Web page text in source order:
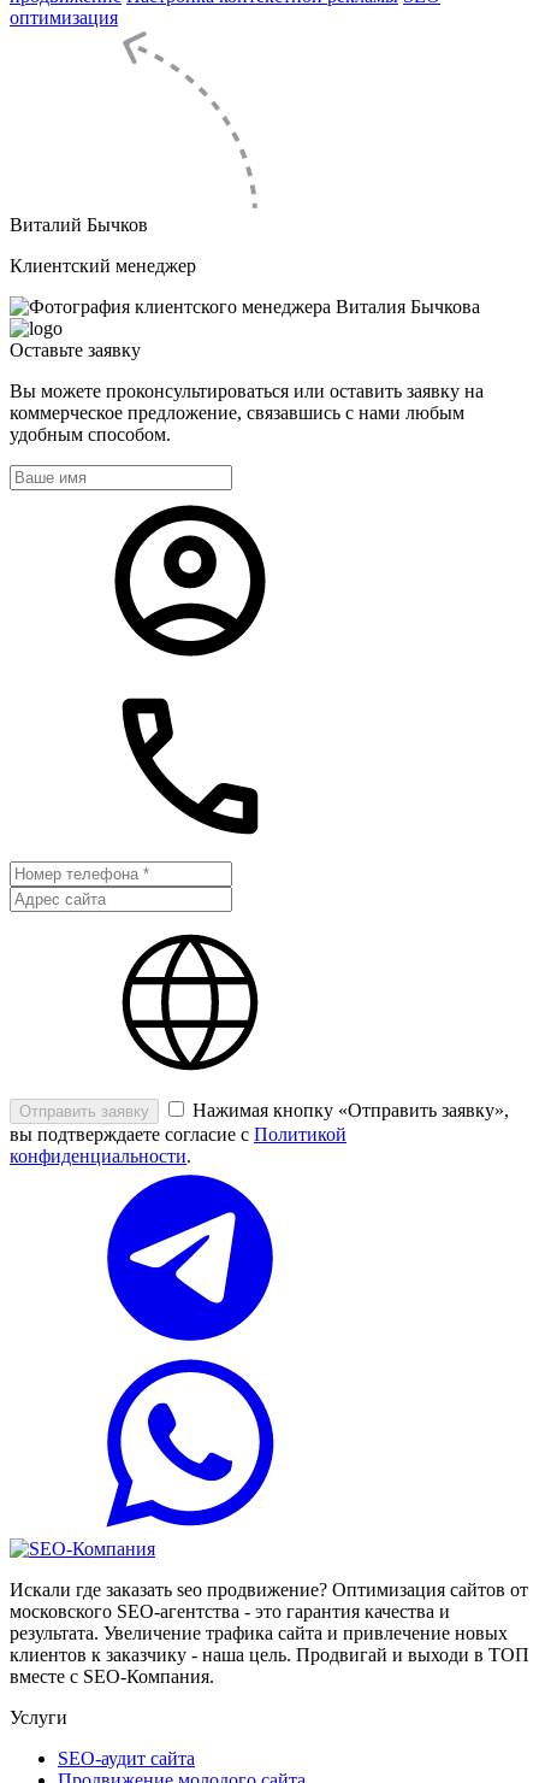
оптимизация
Виталий Бычков
Клиентский менеджер
Оставьте заявку
Вы можете проконсультироваться или оставить заявку на
коммерческое предложение, связавшись с нами любым
удобным способом.
Отправить заявку
Нажимая кнопку «Отправить заявку»,
вы подтверждаете согласие с Политикой
конфиденциальности.
Искали где заказать seo продвижение? Оптимизация сайтов от
московского SEO-агентства - это гарантия качества и
результата. Увеличение трафика сайта и привлечение новых
клиентов к заказчику - наша цель. Продвигай и выходи в ТОП
вместе с SEO-Компания.
Услуги
SEO-аудит сайта